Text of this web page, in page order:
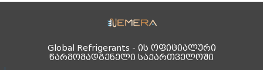
Global Refrigerants - ის ოფიციალური
წარმომადგენელი საქართველოში